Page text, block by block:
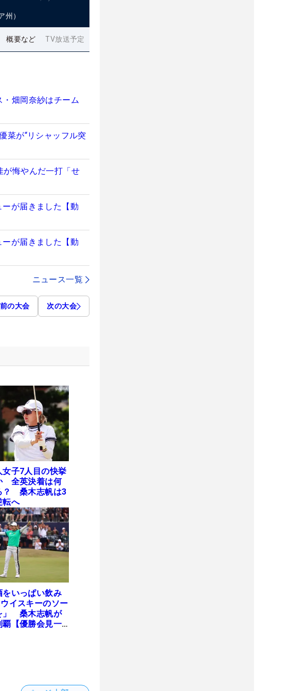
州）
概要など TV放送予定
畑岡奈紗はチーム
菜が“リシャッフル突
悔やんだ一打「せ
が届きました【動
が届きました【動
ニュース一覧
前の大会 次の大会
女子7人目の快挙
全英決着は何
？ 桑木志帆は3
転へ
をいっぱい飲み
イスキーのソー
」 桑木志帆が
覇【優勝会見一